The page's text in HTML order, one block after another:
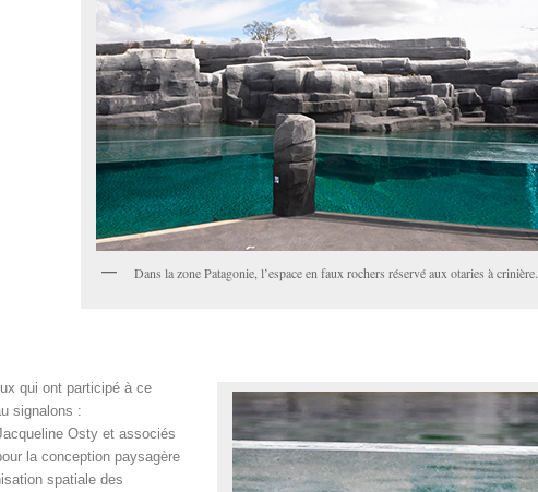
Dans la zone Patagonie, l’espace en faux rochers réservé aux otaries à crinière.
qui ont participé à ce
signalons :
Osty et associés
la conception paysagère
spatiale des